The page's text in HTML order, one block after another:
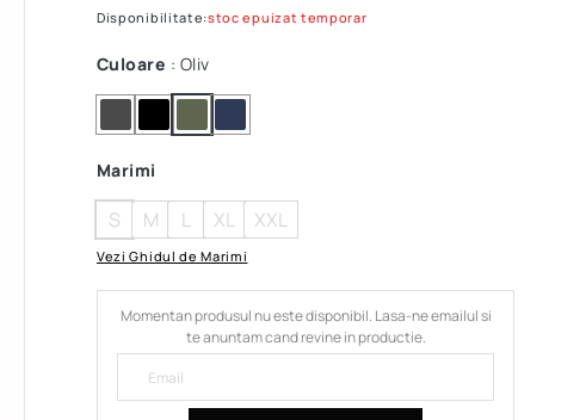
Disponibilitate:stoc epuizat temporar
Culoare : Oliv
Marimi
S M L XL XXL
Vezi Ghidul de Marimi
Momentan produsul nu este disponibil. Lasa-ne emailul si
te anuntam cand revine in productie.